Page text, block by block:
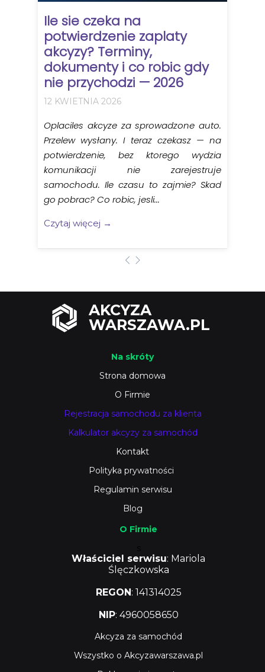
AKCYZA
WARSZAWA.PL
O Firmie
Właściciel serwisu: Mariola
Ślęczkowska
REGON: 141314025
NIP: 4960058650
Akcyza za samochód
Wszystko o Akcyzawarszawa.pl
Na skróty
Strona domowa
O Firmie
Rejestracja samochodu za klienta
Kalkulator akcyzy za samochód
Kontakt
Polityka prywatności
Regulamin serwisu
Blog
Ile sie czeka na
potwierdzenie zaplaty
akcyzy? Terminy,
dokumenty i co robic gdy
nie przychodzi — 2026
12 KWIETNIA 2026
Oplaciles akcyze za sprowadzone auto.
Przelew wysłany. I teraz czekasz — na
potwierdzenie, bez ktorego wydzia
komunikacji nie zarejestruje
samochodu. Ile czasu to zajmie? Skad
go pobrac? Co robic, jesli...
Czytaj więcej →